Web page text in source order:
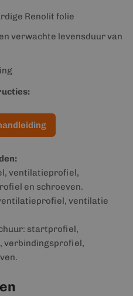
Renolit folie
verwachte levensduur van
ventilatieprofiel,
en schroeven.
ventilatie
startprofiel,
verbindingsprofiel,